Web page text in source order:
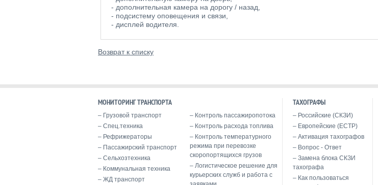
- дополнительная камера на дорогу / назад,
- подсистему оповещения и связи,
- дисплей водителя.
Возврат к списку
МОНИТОРИНГ ТРАНСПОРТА
Грузовой транспорт
Спец.техника
Рефрижераторы
Пассажирский транспорт
Сельхозтехника
Коммунальная техника
ЖД транспорт
Контроль пассажиропотока
Контроль расхода топлива
Контроль температурного
режима при перевозке
скоропортящихся грузов
Логистическое решение для
курьерских служб и работа с
ТАХОГРАФЫ
Российские (СКЗИ)
Европейские (ЕСТР)
Активация тахографов
Вопрос - Ответ
Замена блока СКЗИ
тахографа
Как пользоваться